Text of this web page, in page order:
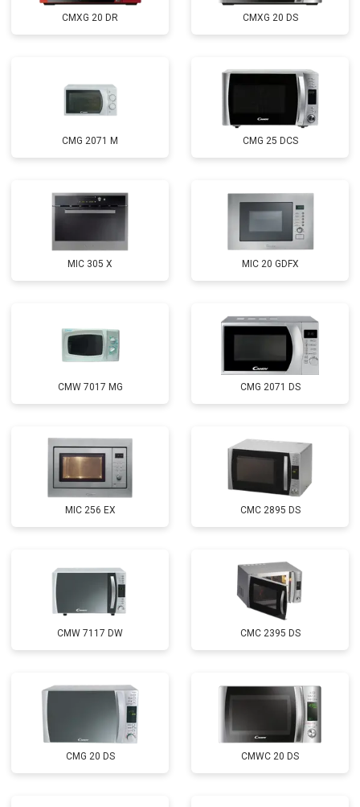
CMXG 20 DR CMXG 20 DS
CMG 2071 M CMG 25 DCS
MIC 305 X MIC 20 GDFX
CMW 7017 MG CMG 2071 DS
MIC 256 EX CMC 2895 DS
CMW 7117 DW CMC 2395 DS
CMG 20 DS CMWC 20 DS